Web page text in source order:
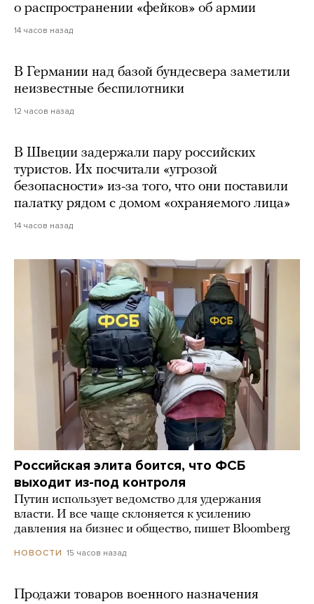
о распространении «фейков» об армии
14 часов назад
В Германии над базой бундесвера заметили
неизвестные беспилотники
12 часов назад
В Швеции задержали пару российских
туристов. Их посчитали «угрозой
безопасности» из-за того, что они поставили
палатку рядом с домом «охраняемого лица»
14 часов назад
Российская элита боится, что ФСБ
выходит из-под контроля
Путин использует ведомство для удержания
власти. И все чаще склоняется к усилению
давления на бизнес и общество, пишет Bloomberg
НОВОСТИ 15 часов назад
Продажи товаров военного назначения